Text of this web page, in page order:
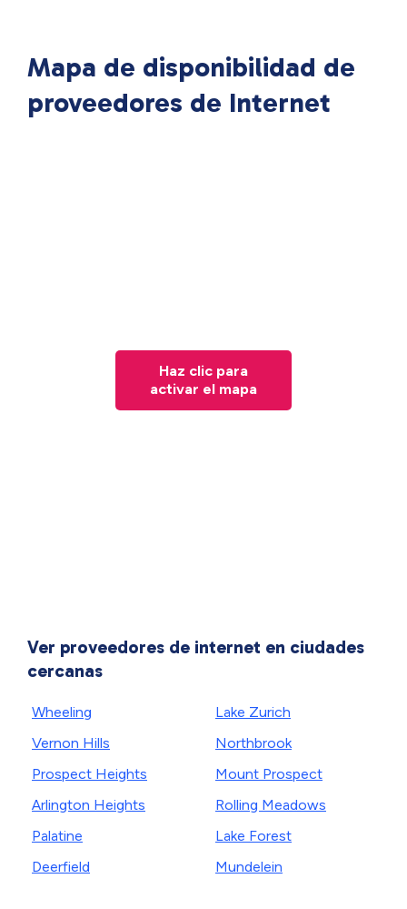
Mapa de disponibilidad de
proveedores de Internet
Haz clic para
activar el mapa
Ver proveedores de internet en ciudades
cercanas
Wheeling
Vernon Hills
Prospect Heights
Arlington Heights
Palatine
Deerfield
Lake Zurich
Northbrook
Mount Prospect
Rolling Meadows
Lake Forest
Mundelein